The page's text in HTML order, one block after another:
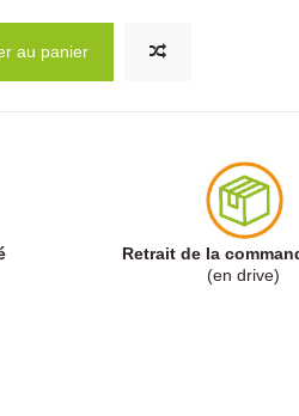
au panier
Retrait de la
(en drive)